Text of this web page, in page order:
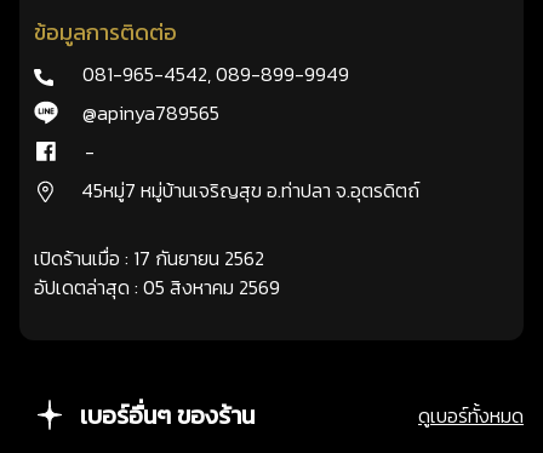
ข้อมูลการติดต่อ
081-965-4542,089-899-9949
@apinya789565
-
45หมู่7 หมู่บ้านเจริญสุข อ.ท่าปลา จ.อุตรดิตถ์
เปิดร้านเมื่อ : 17 กันยายน 2562
อัปเดตล่าสุด : 05 สิงหาคม 2569
เบอร์อื่นๆ ของร้าน ดูเบอร์ทั้งหมด